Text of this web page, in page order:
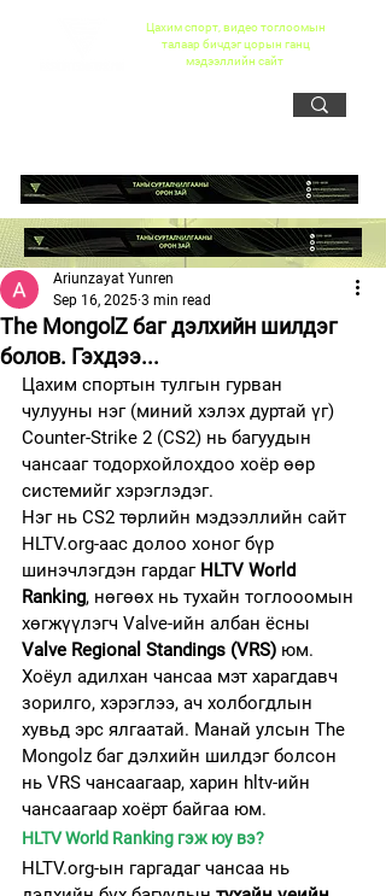
Цахим спорт, видео тоглоомын
талаар бичдэг цорын ганц
мэдээллийн сайт
The MongolZ баг дэлхийн шилдэг
болов. Гэхдээ...
Ariunzayat Yunren
Sep 16, 2025 3 min read
Цахим спортын тулгын гурван
чулууны нэг (миний хэлэх дуртай үг)
Counter-Strike 2 (CS2) нь багуудын
чансааг тодорхойлохдоо хоёр өөр
системийг хэрэглэдэг.
Нэг нь CS2 төрлийн мэдээллийн сайт
HLTV.org-аас долоо хоног бүр
шинэчлэгдэн гардаг HLTV World
Ranking, нөгөөх нь тухайн тоглооомын
хөгжүүлэгч Valve-ийн албан ёсны
Valve Regional Standings (VRS) юм.
Хоёул адилхан чансаа мэт харагдавч
зорилго, хэрэглээ, ач холбогдлын
хувьд эрс ялгаатай. Манай улсын The
Mongolz баг дэлхийн шилдэг болсон
нь VRS чансаагаар, харин hltv-ийн
чансаагаар хоёрт байгаа юм.
HLTV World Ranking гэж юу вэ?
HLTV.org-ын гаргадаг чансаа нь